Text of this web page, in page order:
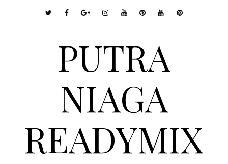
PUTRA
NIAGA
READYMIX